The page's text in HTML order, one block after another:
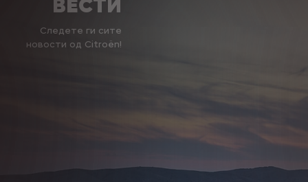
ВЕСТИ
Следете ги сите
новости од Citroën!